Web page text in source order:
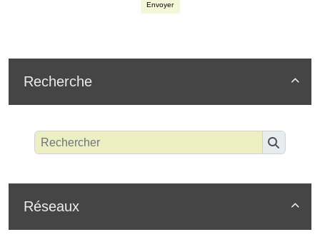
Envoyer

Recherche

Réseaux